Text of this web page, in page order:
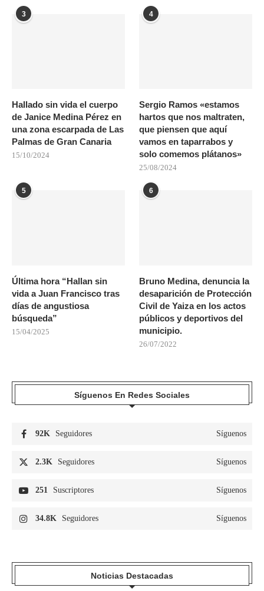
3
Hallado sin vida el cuerpo
de Janice Medina Pérez en
una zona escarpada de Las
Palmas de Gran Canaria
15/10/2024
4
Sergio Ramos «estamos
hartos que nos maltraten,
que piensen que aquí
vamos en taparrabos y
solo comemos plátanos»
25/08/2024
5
Última hora “Hallan sin
vida a Juan Francisco tras
días de angustiosa
búsqueda”
15/04/2025
6
Bruno Medina, denuncia la
desaparición de Protección
Civil de Yaiza en los actos
públicos y deportivos del
municipio.
26/07/2022
Síguenos En Redes Sociales
92K Seguidores Síguenos
2.3K Seguidores Síguenos
251 Suscriptores Síguenos
34.8K Seguidores Síguenos
Noticias Destacadas